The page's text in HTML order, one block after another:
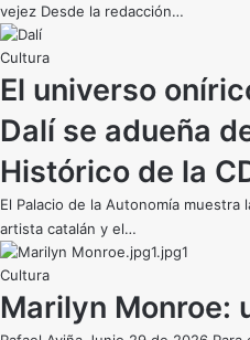
vejez Desde la redacción…
Cultura
El universo
Dalí se adueña
Histórico de la
El Palacio de la Autonomía
artista catalán y el…
Cultura
Marilyn Monroe: